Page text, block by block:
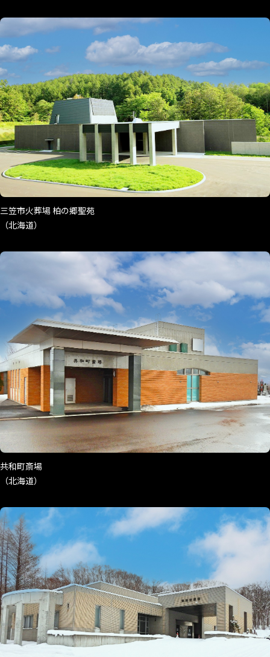
三笠市火葬場 柏の郷聖苑
（北海道）
共和町斎場
（北海道）